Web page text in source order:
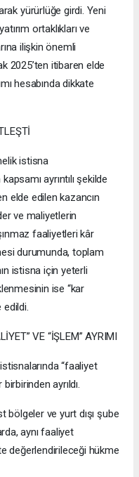
yürürlüğe girdi. Yeni
ortaklıkları ve
ilişkin önemli
2025’ten itibaren elde
hesabında dikkate
istisna
ayrıntılı şekilde
elde edilen kazancın
ve maliyetlerin
faaliyetleri kâr
durumunda, toplam
istisna için yeterli
ise “kar
edildi.
VE “İŞLEM” AYRIMI
“faaliyet
ayrıldı.
ve yurt dışı şube
aynı faaliyet
değerlendirileceği hükme